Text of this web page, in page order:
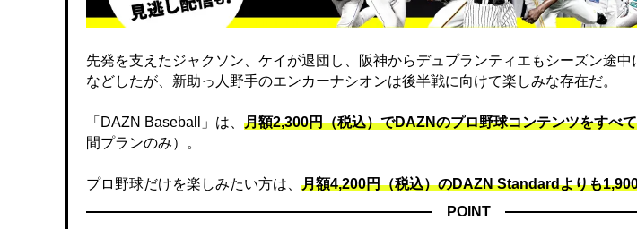
先発を支えたジャクソン、ケイが退団し、阪神からデュプランティエもシーズン途
などしたが、新助っ人野手のエンカーナシオンは後半戦に向けて楽しみな存在だ。
「DAZN Baseball」は、 月額2,300円（税込）でDAZNのプロ野球コンテンツをすべ
間プランのみ）。
プロ野球だけを楽しみたい方は、 月額4,200円（税込）のDAZN Standard​よりも
POINT